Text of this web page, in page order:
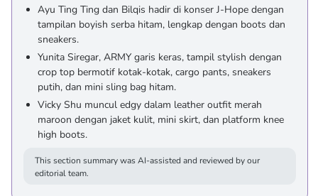
Ayu Ting Ting dan Bilqis hadir di konser J-Hope dengan
tampilan boyish serba hitam, lengkap dengan boots dan
sneakers.
Yunita Siregar, ARMY garis keras, tampil stylish dengan
crop top bermotif kotak-kotak, cargo pants, sneakers
putih, dan mini sling bag hitam.
Vicky Shu muncul edgy dalam leather outfit merah
maroon dengan jaket kulit, mini skirt, dan platform knee
high boots.
This section summary was AI-assisted and reviewed by our
editorial team.